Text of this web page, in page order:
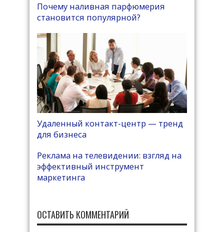
Почему наливная парфюмерия
становится популярной?
Удаленный контакт-центр — тренд
для бизнеса
Реклама на телевидении: взгляд на
эффективный инструмент
маркетинга
ОСТАВИТЬ КОММЕНТАРИЙ